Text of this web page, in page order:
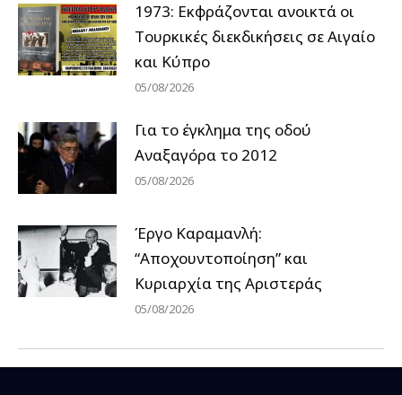
1973: Εκφράζονται ανοικτά οι
Tουρκικές διεκδικήσεις σε Αιγαίο
και Κύπρο
05/08/2026
Για το έγκλημα της οδού
Αναξαγόρα το 2012
05/08/2026
Έργο Καραμανλή:
“Αποχουντοποίηση” και
Κυριαρχία της Αριστεράς
05/08/2026